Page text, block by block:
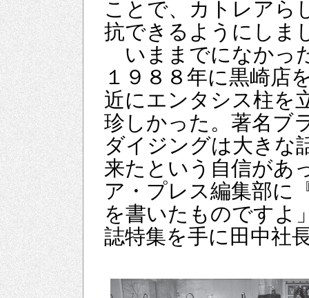
ことで、カトレアら
抗できるようにしま
いままでになかっ
１９８８年に黒崎店
近にエンタシス柱を
珍しかった。著名ブ
ダイジングは大きな
来たという自信があ
ア・プレス編集部に
を書いたものですよ
誌特集を手に田中社